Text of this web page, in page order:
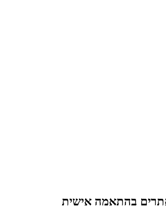
אתרים בהתאמה אישית